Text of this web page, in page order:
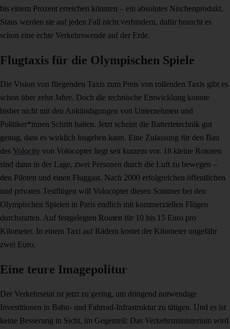
bis einem Prozent erreichen könnten – ein absolutes Nischenprodukt.
Staus werden sie auf jeden Fall nicht verhindern, dafür braucht es
schon eine echte Verkehrswende auf der Erde.
Flugtaxis für die Olympischen Spiele
Die Vision von fliegenden Taxis zum Preis von rollenden Taxis gibt es
schon über zehn Jahre. Doch die technische Entwicklung konnte
bisher nicht mit den Ankündigungen von Unternehmen und
Politiker*innen Schritt halten. Jetzt scheint die Batterietechnik gut
genug, dass es wirklich losgehen kann. Eine Zulassung für den Bau
des Volocity von Volocopter liegt seit kurzem vor. 18 kleine Rotoren
sind dann in der Lage, zwei Personen durch die Luft zu bewegen –
den Piloten und einen Fluggast. Nach 2000 erfolgreichen öffentlichen
und privaten Testflügen will Volocopter diesen Sommer bei den
Olympischen Spielen in Paris endlich mit kommerziellen Flügen
durchstarten. Auf festgelegten Routen für 10 bis 15 Euro pro
Kilometer. In einem Taxi auf Rädern kostet der Kilometer ungefähr
zwei Euro.
Eine teure Imagepolitur
Der Verkehrsetat ist jetzt zu gering, um dringend notwendige
Investitionen in Bahn- und Fahrrad-Infrastruktur zu tätigen. Und es ist
keine Besserung in Sicht, im Gegenteil: Das Verkehrsministerium wird